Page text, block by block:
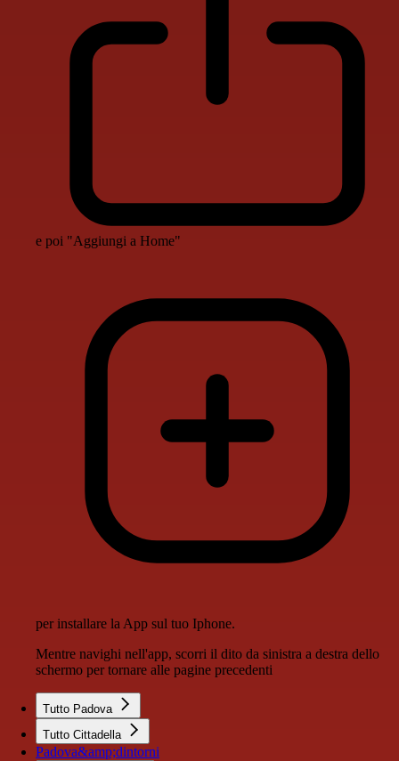
e poi "Aggiungi a Home"
per installare la App sul tuo Iphone.
Mentre navighi nell'app, scorri il dito da sinistra a destra dello
schermo per tornare alle pagine precedenti
Tutto Padova
Tutto Cittadella
Padova&amp;dintorni